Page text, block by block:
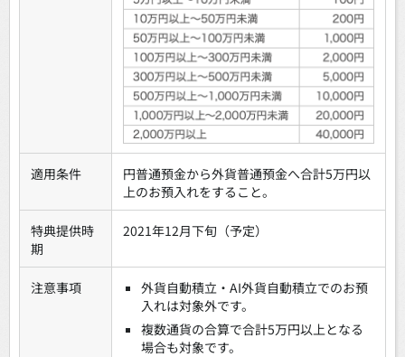
適用条件
円普通預金から外貨普通預金へ合計5万円以
上のお預入れをすること。
特典提供時
期
2021年12月下旬（予定）
注意事項
外貨自動積立・AI外貨自動積立でのお預
入れは対象外です。
複数通貨の合算で合計5万円以上となる
場合も対象です。